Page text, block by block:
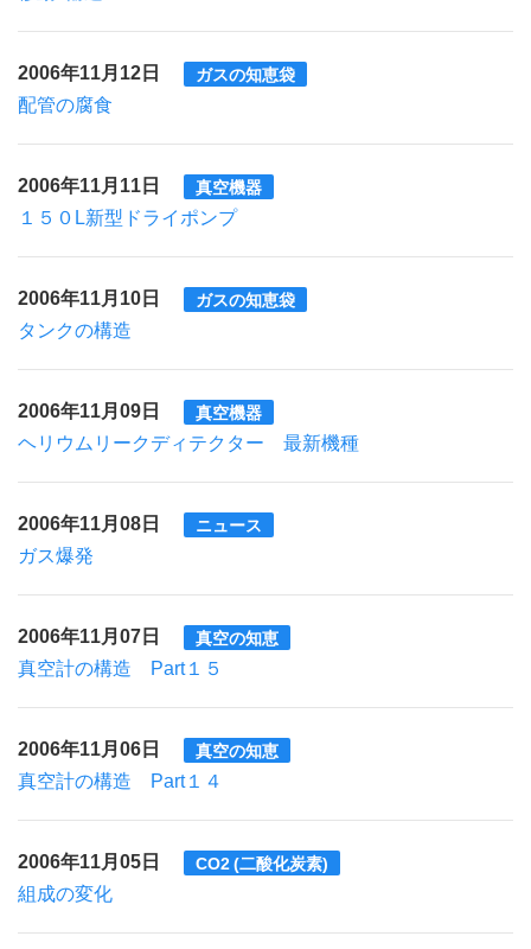
2006年11月12日 ガスの知恵袋
配管の腐食
2006年11月11日 真空機器
１５０L新型ドライポンプ
2006年11月10日 ガスの知恵袋
タンクの構造
2006年11月09日 真空機器
ヘリウムリークディテクター 最新機種
2006年11月08日 ニュース
ガス爆発
2006年11月07日 真空の知恵
真空計の構造 Part１５
2006年11月06日 真空の知恵
真空計の構造 Part１４
2006年11月05日 CO2 (二酸化炭素)
組成の変化